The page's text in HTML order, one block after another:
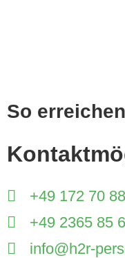
So
+49 172 70
+49 2365 85
info@h2r-